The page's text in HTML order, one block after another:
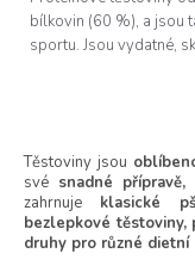
bílkovin (60 %), a jsou
sportu. Jsou vydatné,
Těstoviny jsou
své snadné
zahrnuje klasické
bezlepkové
druhy pro různé dietní